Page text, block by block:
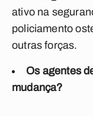
ativo na
policiamento
outras forças.
Os agentes
mudança?